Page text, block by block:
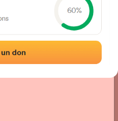
Comentarios y reseñas